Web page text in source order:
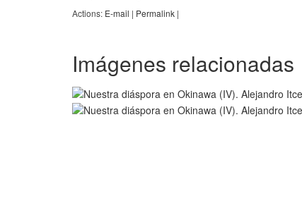
Actions: E-mail | Permalink |
Imágenes relacionadas